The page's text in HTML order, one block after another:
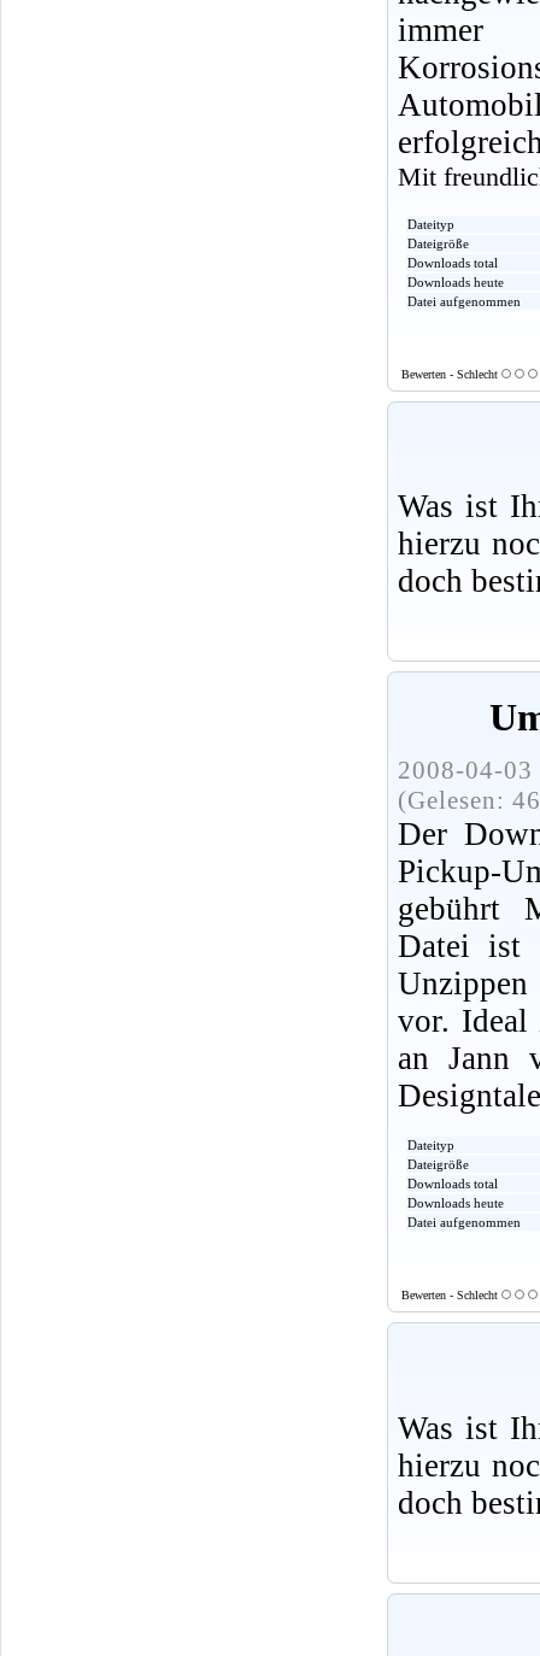
immer
Mit
Dateityp
Dateigröße
Downloads total
Downloads heute
Datei aufgenommen
Bewerten - Schlecht
Was ist
hierzu
doch
2008-04-
(Gelesen:
Der
Pickup-
gebührt
Datei ist
vor. Ideal
an Jann
Dateityp
Dateigröße
Downloads total
Downloads heute
Datei aufgenommen
Bewerten - Schlecht
Was ist
hierzu
doch